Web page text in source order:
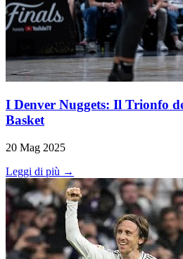
I Denver Nuggets: Il Trionfo
Basket
20 Mag 2025
Leggi di più →